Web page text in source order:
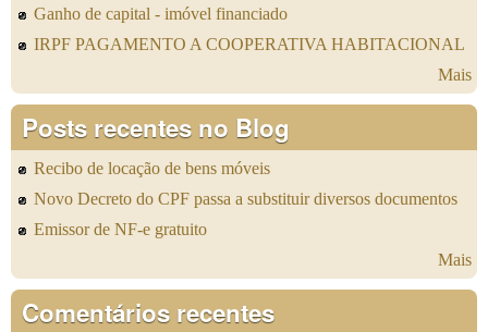
Ganho de capital - imóvel financiado
IRPF PAGAMENTO A COOPERATIVA HABITACIONAL
Mais
Posts recentes no Blog
Recibo de locação de bens móveis
Novo Decreto do CPF passa a substituir diversos documentos
Emissor de NF-e gratuito
Mais
Comentários recentes